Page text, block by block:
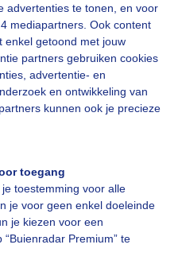
advertenties te tonen, en voor
mediapartners. Ook content
enkel getoond met jouw
partners gebruiken cookies
advertentie- en
en ontwikkeling van
kunnen ook je precieze
toegang
toestemming voor alle
je voor geen enkel doeleinde
je kiezen voor een
Premium” te